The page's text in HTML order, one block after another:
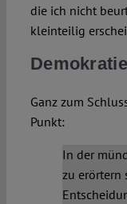
die ich nicht
kleinteilig
Ganz zum
Punkt:
In der
zu erörtern